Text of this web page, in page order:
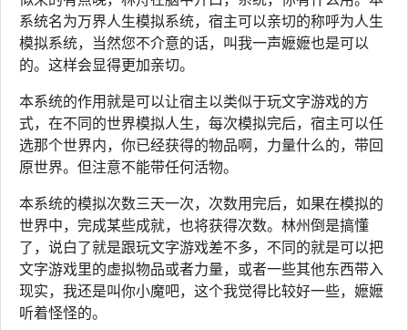
系统名为万界人生模拟系统，宿主可以亲切的称呼为人生
模拟系统，当然您不介意的话，叫我一声嬷嬷也是可以
的。这样会显得更加亲切。
本系统的作用就是可以让宿主以类似于玩文字游戏的方
式，在不同的世界模拟人生，每次模拟完后，宿主可以任
选那个世界内，你已经获得的物品啊，力量什么的，带回
原世界。但注意不能带任何活物。
本系统的模拟次数三天一次，次数用完后，如果在模拟的
世界中，完成某些成就，也将获得次数。林州倒是搞懂
了，说白了就是跟玩文字游戏差不多，不同的就是可以把
文字游戏里的虚拟物品或者力量，或者一些其他东西带入
现实，我还是叫你小魔吧，这个我觉得比较好一些，嬷嬷
听着怪怪的。